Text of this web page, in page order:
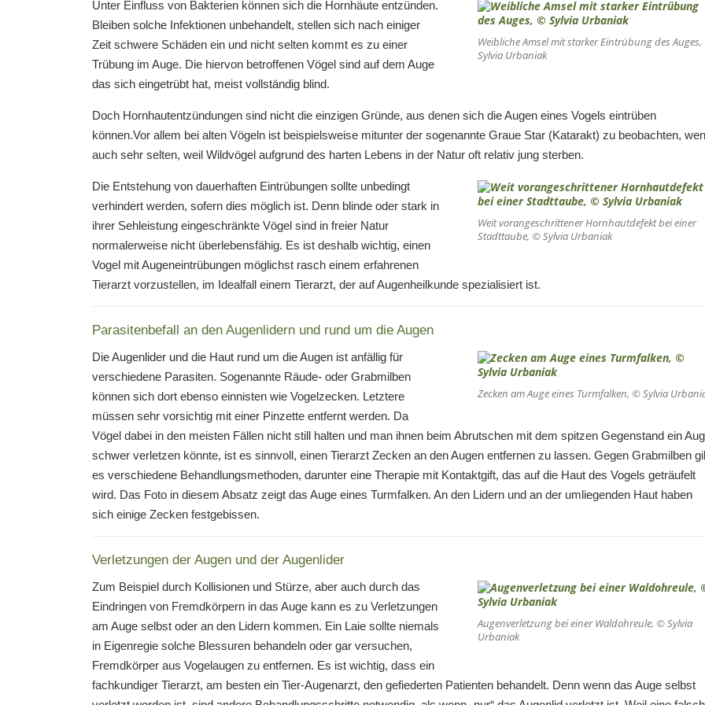
Weibliche Amsel mit starker Eintrübung des
Sylvia Urbaniak
Unter Einfluss von Bakterien können sich die Hornhäute entzünden.
Bleiben solche Infektionen unbehandelt, stellen sich nach einiger
Zeit schwere Schäden ein und nicht selten kommt es zu einer
Trübung im Auge. Die hiervon betroffenen Vögel sind auf dem Auge
das sich eingetrübt hat, meist vollständig blind.
Doch Hornhautentzündungen sind nicht die einzigen Gründe, aus denen sich die Augen eines Vogels eintrüben
können.Vor allem bei alten Vögeln ist beispielsweise mitunter der sogenannte Graue Star (Katarakt) zu beobachten,
auch sehr selten, weil Wildvögel aufgrund des harten Lebens in der Natur oft relativ jung sterben.
Weit vorangeschrittener Hornhautdefekt bei einer
Stadttaube, © Sylvia Urbaniak
Die Entstehung von dauerhaften Eintrübungen sollte unbedingt
verhindert werden, sofern dies möglich ist. Denn blinde oder stark in
ihrer Sehleistung eingeschränkte Vögel sind in freier Natur
normalerweise nicht überlebensfähig. Es ist deshalb wichtig, einen
Vogel mit Augeneintrübungen möglichst rasch einem erfahrenen
Tierarzt vorzustellen, im Idealfall einem Tierarzt, der auf Augenheilkunde spezialisiert ist.
Parasitenbefall an den Augenlidern und rund um die Augen
Zecken am Auge eines Turmfalken, © Sylvia
Die Augenlider und die Haut rund um die Augen ist anfällig für
verschiedene Parasiten. Sogenannte Räude- oder Grabmilben
können sich dort ebenso einnisten wie Vogelzecken. Letztere
müssen sehr vorsichtig mit einer Pinzette entfernt werden. Da
Vögel dabei in den meisten Fällen nicht still halten und man ihnen beim Abrutschen mit dem spitzen Gegenstand ein
schwer verletzen könnte, ist es sinnvoll, einen Tierarzt Zecken an den Augen entfernen zu lassen. Gegen Grabmilben
es verschiedene Behandlungsmethoden, darunter eine Therapie mit Kontaktgift, das auf die Haut des Vogels geträufelt
wird. Das Foto in diesem Absatz zeigt das Auge eines Turmfalken. An den Lidern und an der umliegenden Haut haben
sich einige Zecken festgebissen.
Verletzungen der Augen und der Augenlider
Augenverletzung bei einer Waldohreule, © Sylvia
Urbaniak
Zum Beispiel durch Kollisionen und Stürze, aber auch durch das
Eindringen von Fremdkörpern in das Auge kann es zu Verletzungen
am Auge selbst oder an den Lidern kommen. Ein Laie sollte niemals
in Eigenregie solche Blessuren behandeln oder gar versuchen,
Fremdkörper aus Vogelaugen zu entfernen. Es ist wichtig, dass ein
fachkundiger Tierarzt, am besten ein Tier-Augenarzt, den gefiederten Patienten behandelt. Denn wenn das Auge selbst